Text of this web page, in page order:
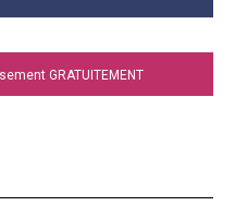
GRATUITEMENT